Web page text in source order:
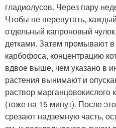
гладиолусов. Через пару
Чтобы не перепутать,
отдельный капроновый
детками. Затем промывают
карбофоса, концентрацию
вдвое выше, чем указано в
растения вынимают и
раствор марганцовокислого
(тоже на 15 минут). После
срезают надземную часть,